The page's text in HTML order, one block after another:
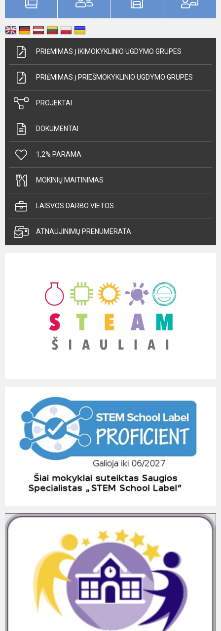
PRIĖMIMAS Į IKIMOKYKLINIO UGDYMO GRUPES
PRIĖMIMAS Į PRIEŠMOKYKLINIO UGDYMO GRUPES
PROJEKTAI
DOKUMENTAI
1,2% PARAMA
MOKINIŲ MAITINIMAS
LAISVOS DARBO VIETOS
ATNAUJINIMŲ PRENUMERATA